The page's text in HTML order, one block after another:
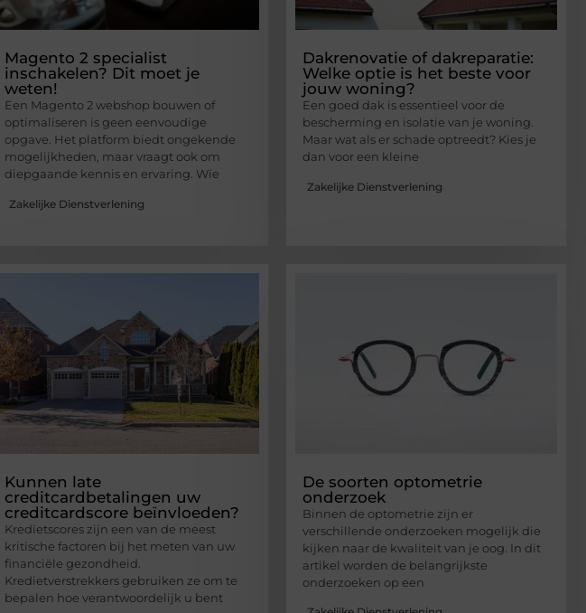
Magento 2 specialist
inschakelen? Dit moet je
weten!
Een Magento 2 webshop bouwen of
optimaliseren is geen eenvoudige
opgave. Het platform biedt ongekende
mogelijkheden, maar vraagt ook om
diepgaande kennis en ervaring. Wie
Zakelijke Dienstverlening
Dakrenovatie of dakreparatie:
Welke optie is het beste voor
jouw woning?
Een goed dak is essentieel voor de
bescherming en isolatie van je woning.
Maar wat als er schade optreedt? Kies je
dan voor een kleine
Zakelijke Dienstverlening
Kunnen late
creditcardbetalingen uw
creditcardscore beïnvloeden?
Kredietscores zijn een van de meest
kritische factoren bij het meten van uw
financiële gezondheid.
Kredietverstrekkers gebruiken ze om te
bepalen hoe verantwoordelijk u bent
De soorten optometrie
onderzoek
Binnen de optometrie zijn er
verschillende onderzoeken mogelijk die
kijken naar de kwaliteit van je oog. In dit
artikel worden de belangrijkste
onderzoeken op een